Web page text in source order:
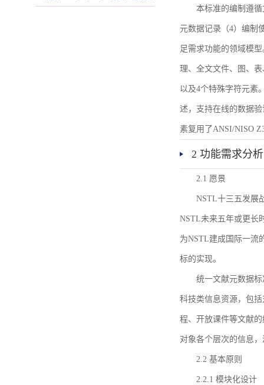
本标准的编制遵
元数据记录（4）编制
足需求功能的领域模
理、全文文件、图、
以及4个特殊字符元素
述，支持在线的数据
素复用了ANSI/NISO
2 功能需求分析
2.1 愿景
NSTL十三五发展
NSTL未来五年或更长
为NSTL建成国际一流
标的实现。
统一文献元数据
科技类信息资源，包
程、开放课件等文献
对象各个层次的信息
2.2 基本原则
2.2.1 模块化设计